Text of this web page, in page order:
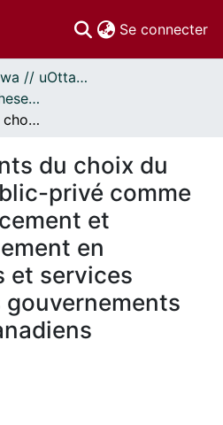
Se connecter
Thèses uOttawa // uOttawa Theses
- Thèses, 2011 - // Theses, 2011 -
Les déterminants du choix du partenariat public-privé comme mode de financement et d’approvisionnement en infrastructures et services publics par les gouvernements provinciaux Canadiens
du choix du
privé comme
et
en
et services